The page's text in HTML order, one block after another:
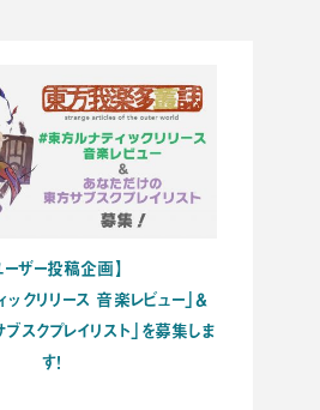
ーザー投稿企画】
クリリース 音楽レビュー」＆
スクプレイリスト」を募集しま
す！